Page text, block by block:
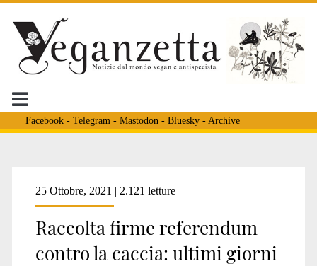
Facebook- Telegram - Mastodon - Bluesky- Archive
Tag:
<span>firme
25 Ottobre, 2021 | 2.121 letture
Raccolta firme referendum
contro la caccia: ultimi giorni